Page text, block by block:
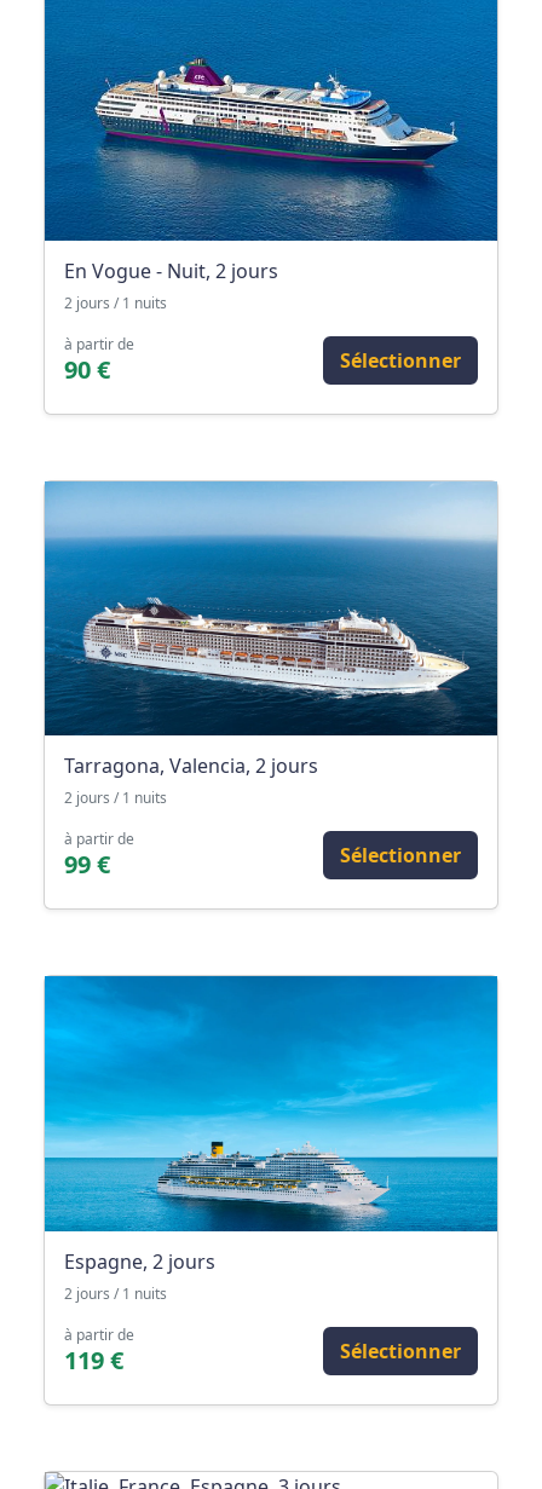
En Vogue - Nuit, 2 jours
2 jours / 1 nuits
à partir de
90 € Sélectionner
Tarragona, Valencia, 2 jours
2 jours / 1 nuits
à partir de
99 € Sélectionner
Espagne, 2 jours
2 jours / 1 nuits
à partir de
119 € Sélectionner